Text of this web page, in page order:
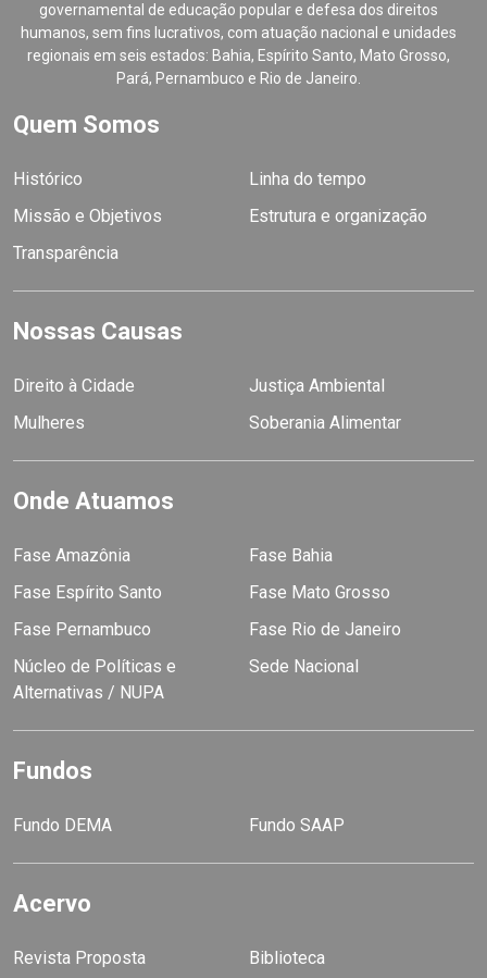
governamental de educação popular e defesa dos direitos
humanos, sem fins lucrativos, com atuação nacional e unidades
regionais em seis estados: Bahia, Espírito Santo, Mato Grosso,
Pará, Pernambuco e Rio de Janeiro.
Quem Somos
Histórico
Linha do tempo
Missão e Objetivos
Estrutura e organização
Transparência
Nossas Causas
Direito à Cidade
Justiça Ambiental
Mulheres
Soberania Alimentar
Onde Atuamos
Fase Amazônia
Fase Bahia
Fase Espírito Santo
Fase Mato Grosso
Fase Pernambuco
Fase Rio de Janeiro
Núcleo de Políticas e
Alternativas / NUPA
Sede Nacional
Fundos
Fundo DEMA Fundo SAAP
Acervo
Revista Proposta Biblioteca